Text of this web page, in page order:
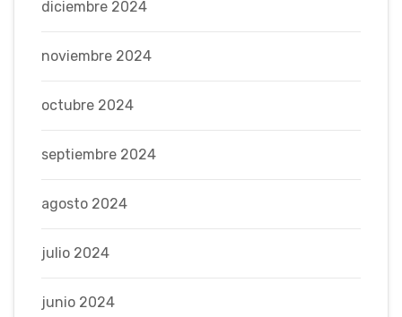
diciembre 2024
noviembre 2024
octubre 2024
septiembre 2024
agosto 2024
julio 2024
junio 2024